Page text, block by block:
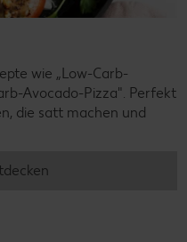
wie „Low-Carb-
Avocado-Pizza". Perfekt
die satt machen und